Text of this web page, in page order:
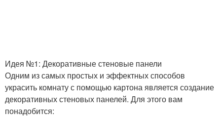
Идея №1: Декоративные стеновые панели
Одним из самых простых и эффектных способов
украсить комнату с помощью картона является создание
декоративных стеновых панелей. Для этого вам
понадобится: